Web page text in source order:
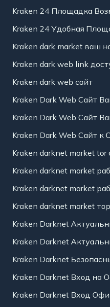
Kraken 24 Площадка
Kraken 24 Удобная
Kraken dark market ваш
Kraken dark web link
Kraken dark web сайт
Kraken Dark Web Сайт
Kraken Dark Web Сайт
Kraken Dark Web Сайт к
Kraken darknet market tor
Kraken darknet market
Kraken darknet market
Kraken darknet market
Kraken Darknet
Kraken Darknet
Kraken Darknet
Kraken Darknet Вход на
Kraken Darknet Вход